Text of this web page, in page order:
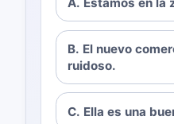
B. El nuevo
ruidoso.
C. Ella es una